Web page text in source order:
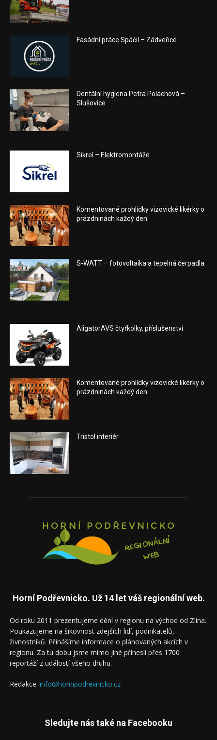
Fasádní práce Spáčil – Zádveřice
Dentální hygiena Petra Polachová –
Slušovice
Sikrel – Elektromontáže
Komentované prohlídky vizovické likérky o
prázdninách každý den.
S-WATT – fotovoltaika a tepelná čerpadla
AligatorAVS čtyřkolky, příslušenství
Komentované prohlídky vizovické likérky o
prázdninách každý den.
Tristol interiér
Horní Podřevnicko. Už 14 let váš regionální web.
Od roku 2011 prezentujeme dění v regionu na východ od Zlína.
Poukazujeme na šikovnost zdejších lidí, podnikatelů,
živnostníků. Přinášíme informace o plánovaných akcích v
regionu. Za tu dobu jsme mimo jiné přinesli přes 1700
reportáží z událostí všeho druhu.
Redakce: info@hornipodrevnicko.cz
Sledujte nás také na Facebooku